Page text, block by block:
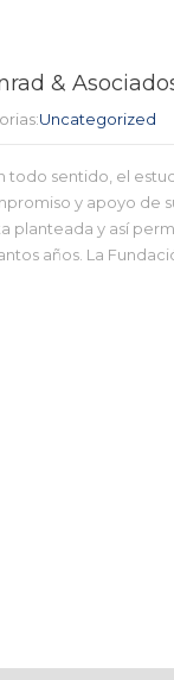
&
Uncategorized
todo sentido, el
y apoyo de
planteada y así
años. La